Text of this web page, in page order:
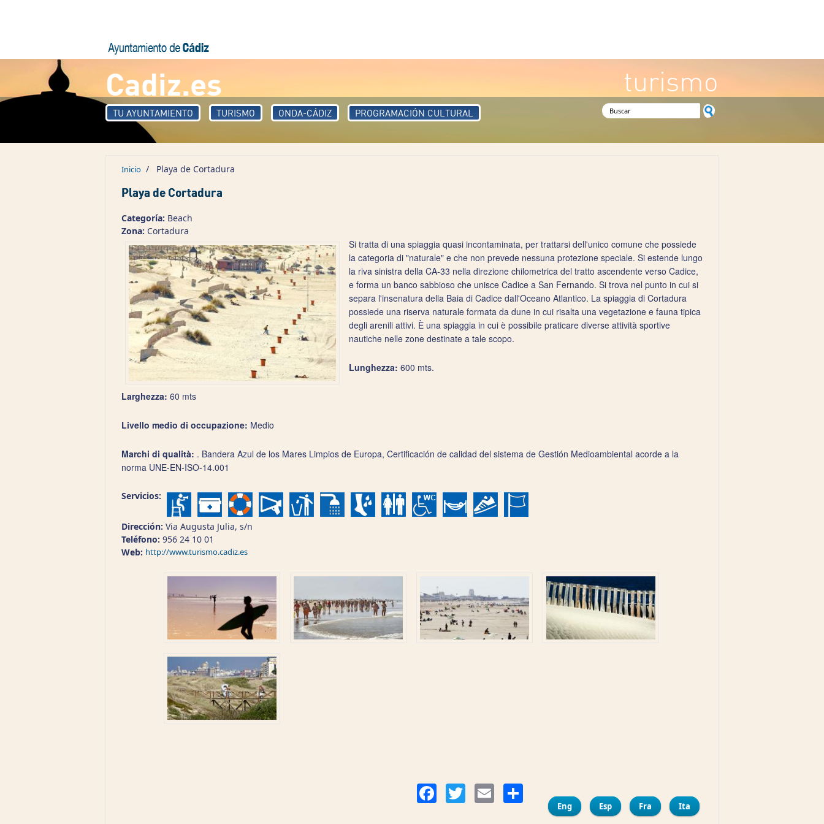
Cadiz.es turismo
TU AYUNTAMIENTO TURISMO ONDA-CÁDIZ PROGRAMACIÓN CULTURAL Formulario de búsqueda
Inicio / Playa de Cortadura
Playa de Cortadura
Categoría: Beach
Zona: Cortadura
Si tratta di una spiaggia quasi incontaminata, per trattarsi dell'unico comune che possiede
la categoria di "naturale" e che non prevede nessuna protezione speciale. Si estende lungo
la riva sinistra della CA-33 nella direzione chilometrica del tratto ascendente verso Cadice,
e forma un banco sabbioso che unisce Cadice a San Fernando. Si trova nel punto in cui si
separa l'insenatura della Baia di Cadice dall'Oceano Atlantico. La spiaggia di Cortadura
possiede una riserva naturale formata da dune in cui risalta una vegetazione e fauna tipica
degli arenili attivi. È una spiaggia in cui è possibile praticare diverse attività sportive
nautiche nelle zone destinate a tale scopo.
Lunghezza: 600 mts.
Larghezza: 60 mts
Livello medio di occupazione: Medio
Marchi di qualità: . Bandera Azul de los Mares Limpios de Europa, Certificación de calidad del sistema de Gestión Medioambiental acorde a la
norma UNE-EN-ISO-14.001
Servicios:
Dirección: Via Augusta Julia, s/n
Teléfono: 956 24 10 01
Web: http://www.turismo.cadiz.es
FacebookTwitter Email Compartir
Eng Esp Fra Ita